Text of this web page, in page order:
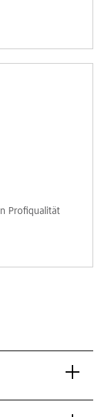
Profiqualität